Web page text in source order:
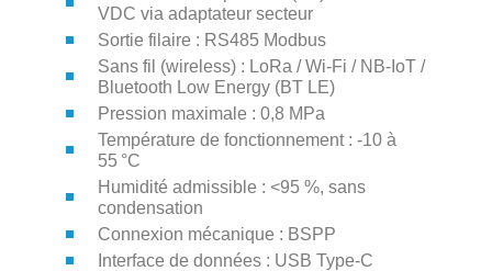
VDC via adaptateur secteur
Sortie filaire : RS485 Modbus
Sans fil (wireless) : LoRa / Wi-Fi / NB-IoT /
Bluetooth Low Energy (BT LE)
Pression maximale : 0,8 MPa
Température de fonctionnement : -10 à
55 °C
Humidité admissible : <95 %, sans
condensation
Connexion mécanique : BSPP
Interface de données : USB Type-C